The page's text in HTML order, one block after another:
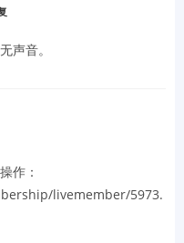
声音。
作：
livemember/5973.